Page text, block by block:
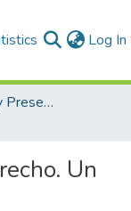
Log In
Artículos, Informes y Presentaciones en Congresos
Un